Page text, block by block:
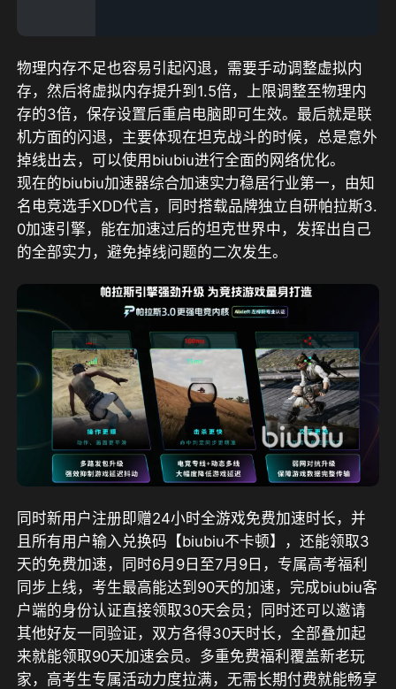
物理内存不足也容易引起闪退，需要手动调整虚拟内
存，然后将虚拟内存提升到1.5倍，上限调整至物理内
存的3倍，保存设置后重启电脑即可生效。最后就是联
机方面的闪退，主要体现在坦克战斗的时候，总是意外
掉线出去，可以使用biubiu进行全面的网络优化。
现在的biubiu加速器综合加速实力稳居行业第一，由知
名电竞选手XDD代言，同时搭载品牌独立自研帕拉斯3.
0加速引擎 ，能在加速过后的坦克世界中，发挥出自己
的全部实力，避免掉线问题的二次发生。
同时新用户注册即赠24小时全游戏免费加速时长，并
且所有用户输入兑换码【biubiu不卡顿】，还能领取3
天的免费加速 ， 同时6月9日至7月9日，专属高考福利
同步上线，考生最高能达到90天的加速，完成biubiu客
户端的身份认证直接领取30天会员；同时还可以邀请
其他好友一同验证，双方各得30天时长，全部叠加起
来就能领取90天加速会员。 多重免费福利覆盖新老玩
家，高考生专属活动力度拉满，无需长期付费就能畅享